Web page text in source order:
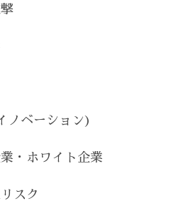
ノベーション)
・ホワイト企業
スク